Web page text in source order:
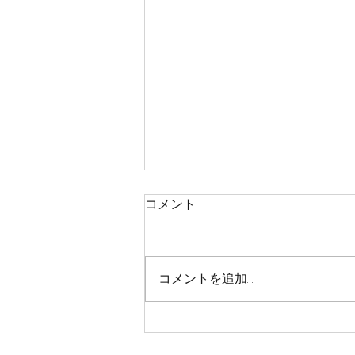
コメント
コメントを追加…